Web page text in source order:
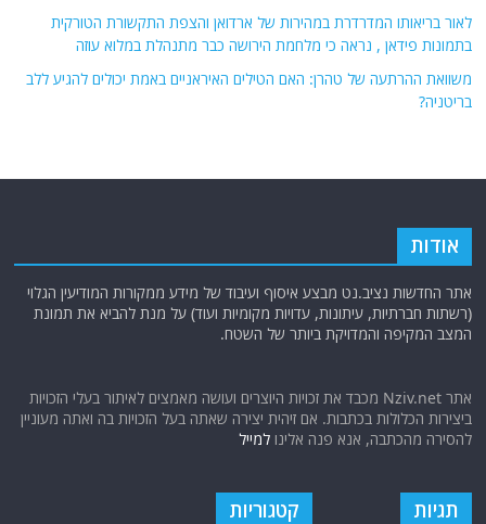
לאור בריאותו המדרדרת במהירות של ארדואן והצפת התקשורת הטורקית
בתמונות פידאן , נראה כי מלחמת הירושה כבר מתנהלת במלוא עוזה
משוואת ההרתעה של טהרן: האם הטילים האיראניים באמת יכולים להגיע ללב
בריטניה?
אודות
אתר החדשות נציב.נט מבצע איסוף ועיבוד של מידע ממקורות המודיעין הגלוי
(רשתות חברתיות, עיתונות, עדויות מקומיות ועוד) על מנת להביא את תמונת
המצב המקיפה והמדויקת ביותר של השטח.
אתר Nziv.net מכבד את זכויות היוצרים ועושה מאמצים לאיתור בעלי הזכויות
ביצירות הכלולות בכתבות. אם זיהית יצירה שאתה בעל הזכויות בה ואתה מעוניין
להסירה מהכתבה, אנא פנה אלינולמייל
תגיות קטגוריות